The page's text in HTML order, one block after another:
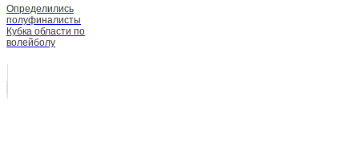
Определились
полуфиналисты
Кубка области по
волейболу